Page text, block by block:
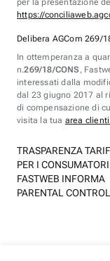
per la presentazione
https://
Delibera AGCom 269/
In ottemperanza a
n.269/18/CONS ,
interessati dalla
dal 23 giugno 2017 al
di compensazione di
visita la tua area
TRASPARENZA
PER I CONSUMATORI
FASTWEB INFORMA
PARENTAL CONTROL